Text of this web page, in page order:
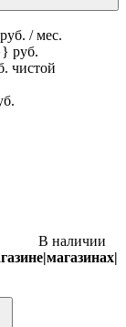
руб. / мес.
руб.
чистой
В наличии